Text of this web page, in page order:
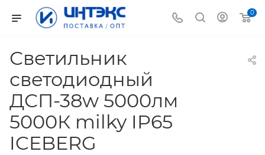
0
Светильник
светодиодный
ДСП-38w 5000лм
5000К milky IP65
ICEBERG